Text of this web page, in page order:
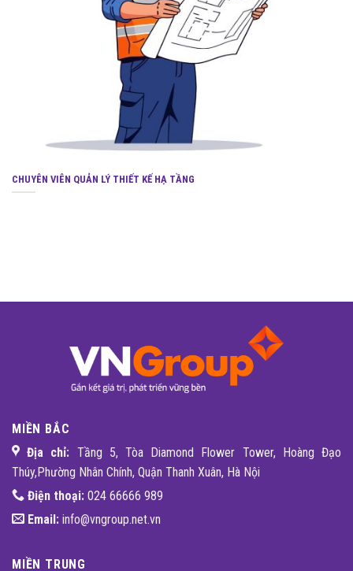
CHUYÊN VIÊN QUẢN LÝ THIẾT KẾ HẠ TẦNG
MIỀN BẮC
Địa chỉ: Tầng 5, Tòa Diamond Flower Tower, Hoàng Đạo
Thúy,Phường Nhân Chính, Quận Thanh Xuân, Hà Nội
Điện thoại: 024 66666 989
Email: info@vngroup.net.vn
MIỀN TRUNG